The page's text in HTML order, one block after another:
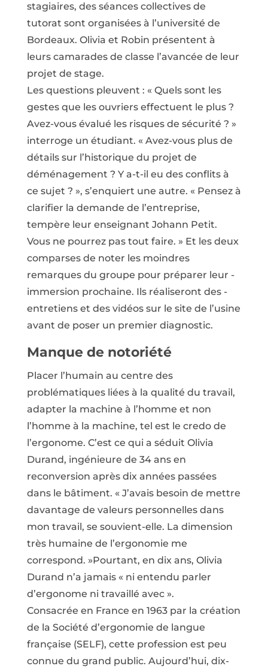
stagiaires, des séances collectives de
tutorat sont organisées à l’université de
Bordeaux. Olivia et Robin présentent à
leurs camarades de classe l’avancée de leur
projet de stage.
Les questions pleuvent : « Quels sont les
gestes que les ouvriers ­effectuent le plus ?
Avez-vous évalué les risques de sécurité ? »
interroge un étudiant. « Avez-vous plus de
détails sur l’historique du projet de
déménagement ? Y a-t-il eu des conflits à
ce sujet ? », s’enquiert une autre. « Pensez à
clarifier la demande de l’entreprise,
tempère leur enseignant Johann Petit.
Vous ne pourrez pas tout faire. » Et les deux
comparses de noter les moindres
remarques du groupe pour préparer leur ­
immersion prochaine. Ils réaliseront des ­
entretiens et des vidéos sur le site de l’usine
avant de ­poser un premier diagnostic.
Manque de notoriété
Placer l’humain au centre des
problématiques liées à la qualité du travail,
adapter la machine à l’homme et non
l’homme à la ­machine, tel est le credo de
l’ergonome. C’est ce qui a séduit Olivia
Durand, ingénieure de 34 ans en
reconversion après dix années passées
dans le bâtiment. « J’avais besoin de mettre
davantage de ­valeurs personnelles dans
mon travail, se souvient-elle. La dimension
très humaine de l’ergonomie me
correspond. »Pourtant, en dix ans, Olivia
Durand n’a jamais « ni entendu parler
d’ergonome ni travaillé avec ».
Consacrée en France en 1963 par la création
de la Société d’ergonomie de langue
française (SELF), cette profession est peu
connue du grand public. Aujourd’hui, dix-